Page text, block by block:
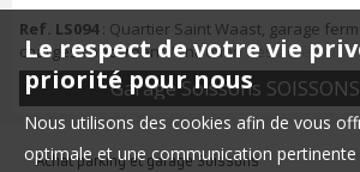
Ref. LS094: Quartier Saint Waast, garage
charges concernent l'entretien des accès au
Garage Soissons
Achat parking et garage Soissons
Le respect de votre vie
priorité pour nous
Nous utilisons des cookies afin de vous
optimale et une communication